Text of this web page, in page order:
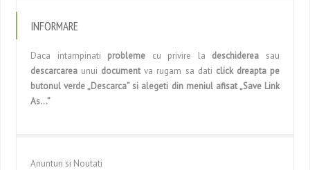
INFORMARE
Daca intampinati probleme cu privire la deschiderea sau
descarcarea unui documentva rugam sa dati click dreapta pe
butonul verde „Descarca” si alegeti din meniul afisat „Save Link
As…”
Anunturi si Noutati